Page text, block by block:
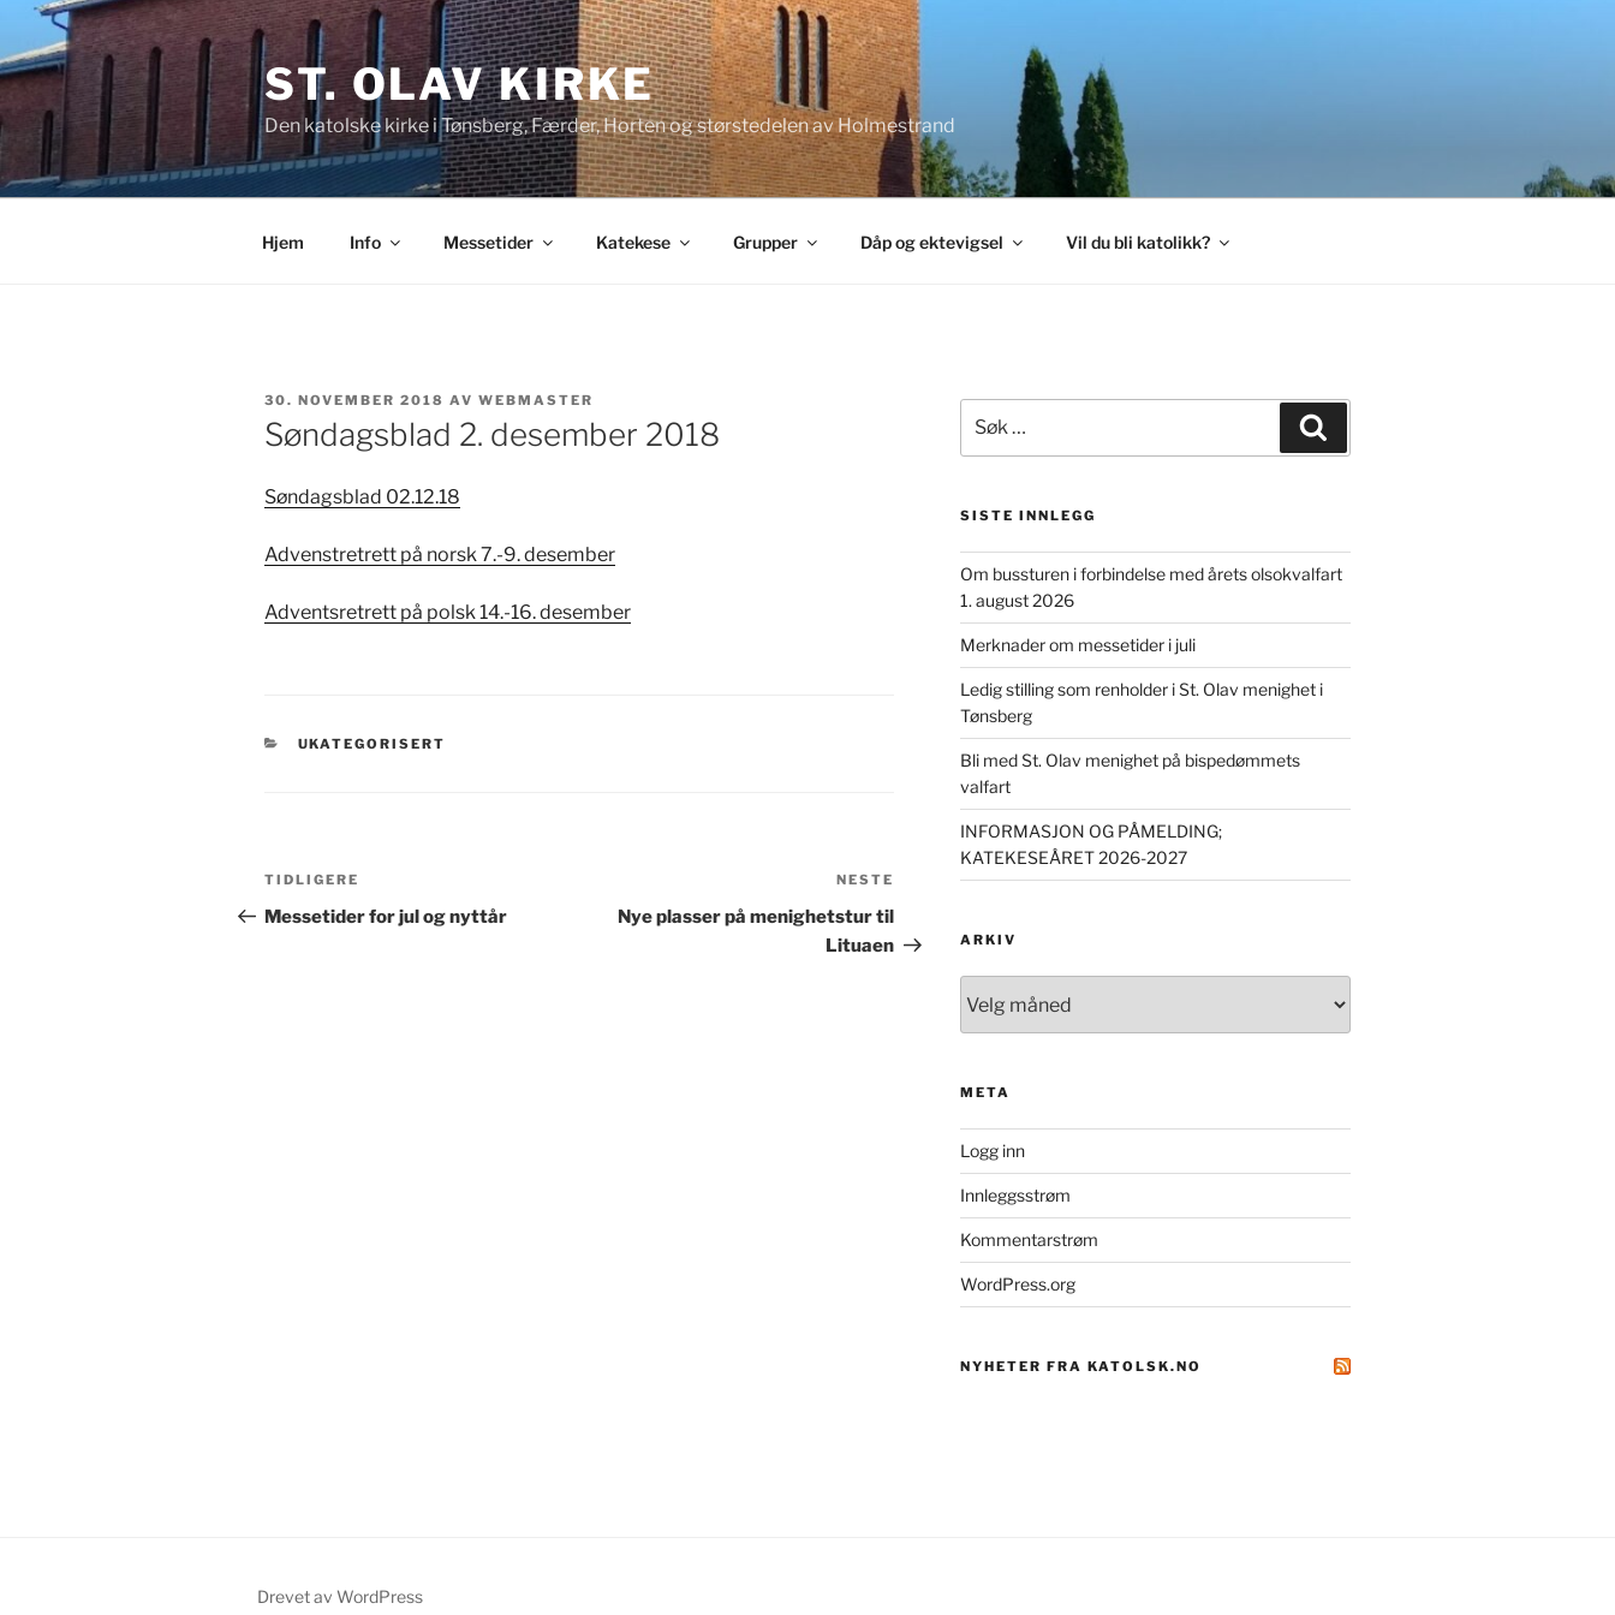
innhold
ST. OLAV KIRKE
Den katolske kirke i Tønsberg, Færder, Horten og størstedelen av Holmestrand
Hjem Info Messetider Katekese Grupper Dåp og ektevigsel Vil du bli katolikk?
PUBLISERT
30. NOVEMBER 2018 AV WEBMASTER
Søndagsblad 2. desember 2018
Søndagsblad 02.12.18
Advenstretrett på norsk 7.-9. desember
Adventsretrett på polsk 14.-16. desember
KATEGORIER
UKATEGORISERT
Innleggsnavigasjon
Forrige
innlegg
TIDLIGERE
Messetider for jul og nyttår
innlegg
NESTE
Nye plasser på menighetstur til
Lituaen
etter:
SISTE INNLEGG
Om bussturen i forbindelse med årets olsokvalfart
1. august 2026
Merknader om messetider i juli
Ledig stilling som renholder i St. Olav menighet i
Tønsberg
Bli med St. Olav menighet på bispedømmets
valfart
INFORMASJON OG PÅMELDING;
KATEKESEÅRET 2026-2027
ARKIV
META
Logg inn
Innleggsstrøm
Kommentarstrøm
WordPress.org
NYHETER FRA KATOLSK.NO
Drevet av WordPress